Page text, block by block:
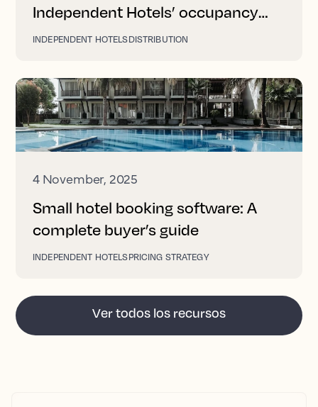
Independent Hotels’ occupancy
and revenue
INDEPENDENT HOTELSDISTRIBUTION
4 November, 2025
Small hotel booking software: A
complete buyer’s guide
INDEPENDENT HOTELSPRICING STRATEGY
Ver todos los recursos